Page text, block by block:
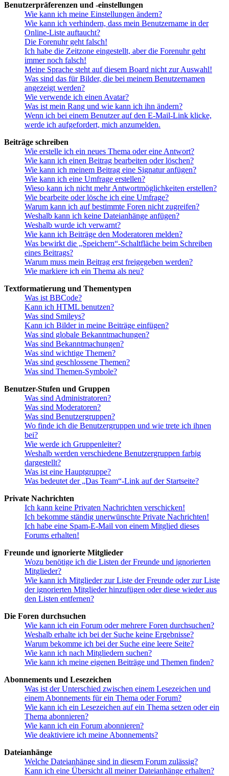
Benutzerpräferenzen und -einstellungen
Wie kann ich meine Einstellungen ändern?
Wie kann ich verhindern, dass mein Benutzername in der
Online-Liste auftaucht?
Die Forenuhr geht falsch!
Ich habe die Zeitzone eingestellt, aber die Forenuhr geht
immer noch falsch!
Meine Sprache steht auf diesem Board nicht zur Auswahl!
Was sind das für Bilder, die bei meinem Benutzernamen
angezeigt werden?
Wie verwende ich einen Avatar?
Was ist mein Rang und wie kann ich ihn ändern?
Wenn ich bei einem Benutzer auf den E-Mail-Link klicke,
werde ich aufgefordert, mich anzumelden.
Beiträge schreiben
Wie erstelle ich ein neues Thema oder eine Antwort?
Wie kann ich einen Beitrag bearbeiten oder löschen?
Wie kann ich meinem Beitrag eine Signatur anfügen?
Wie kann ich eine Umfrage erstellen?
Wieso kann ich nicht mehr Antwortmöglichkeiten erstellen?
Wie bearbeite oder lösche ich eine Umfrage?
Warum kann ich auf bestimmte Foren nicht zugreifen?
Weshalb kann ich keine Dateianhänge anfügen?
Weshalb wurde ich verwarnt?
Wie kann ich Beiträge den Moderatoren melden?
Was bewirkt die „Speichern“-Schaltfläche beim Schreiben
eines Beitrags?
Warum muss mein Beitrag erst freigegeben werden?
Wie markiere ich ein Thema als neu?
Textformatierung und Thementypen
Was ist BBCode?
Kann ich HTML benutzen?
Was sind Smileys?
Kann ich Bilder in meine Beiträge einfügen?
Was sind globale Bekanntmachungen?
Was sind Bekanntmachungen?
Was sind wichtige Themen?
Was sind geschlossene Themen?
Was sind Themen-Symbole?
Benutzer-Stufen und Gruppen
Was sind Administratoren?
Was sind Moderatoren?
Was sind Benutzergruppen?
Wo finde ich die Benutzergruppen und wie trete ich ihnen
bei?
Wie werde ich Gruppenleiter?
Weshalb werden verschiedene Benutzergruppen farbig
dargestellt?
Was ist eine Hauptgruppe?
Was bedeutet der „Das Team“-Link auf der Startseite?
Private Nachrichten
Ich kann keine Privaten Nachrichten verschicken!
Ich bekomme ständig unerwünschte Private Nachrichten!
Ich habe eine Spam-E-Mail von einem Mitglied dieses
Forums erhalten!
Freunde und ignorierte Mitglieder
Wozu benötige ich die Listen der Freunde und ignorierten
Mitglieder?
Wie kann ich Mitglieder zur Liste der Freunde oder zur Liste
der ignorierten Mitglieder hinzufügen oder diese wieder aus
den Listen entfernen?
Die Foren durchsuchen
Wie kann ich ein Forum oder mehrere Foren durchsuchen?
Weshalb erhalte ich bei der Suche keine Ergebnisse?
Warum bekomme ich bei der Suche eine leere Seite?
Wie kann ich nach Mitgliedern suchen?
Wie kann ich meine eigenen Beiträge und Themen finden?
Abonnements und Lesezeichen
Was ist der Unterschied zwischen einem Lesezeichen und
einem Abonnements für ein Thema oder Forum?
Wie kann ich ein Lesezeichen auf ein Thema setzen oder ein
Thema abonnieren?
Wie kann ich ein Forum abonnieren?
Wie deaktiviere ich meine Abonnements?
Dateianhänge
Welche Dateianhänge sind in diesem Forum zulässig?
Kann ich eine Übersicht all meiner Dateianhänge erhalten?